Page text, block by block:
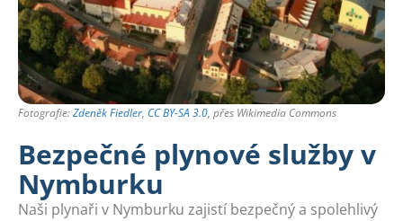
Fotografie:Zdeněk Fiedler, CC BY-SA 3.0, přes Wikimedia Commons
Bezpečné plynové služby v
Nymburku
Naši plynaři v Nymburku zajistí bezpečný a spolehlivý